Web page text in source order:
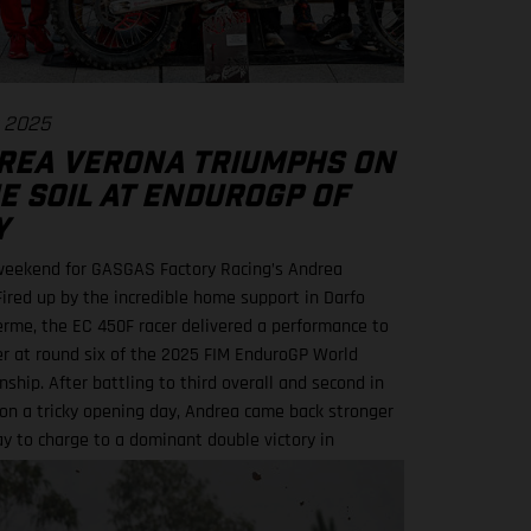
2025
VERONA TRIUMPHS ON
SOIL AT ENDUROGP OF
for GASGAS Factory Racing’s Andrea
up by the incredible home support in Darfo
the EC 450F racer delivered a performance to
at round six of the 2025 FIM EnduroGP World
After battling to third overall and second in
a tricky opening day, Andrea came back stronger
to charge to a dominant double victory in
and Enduro2.